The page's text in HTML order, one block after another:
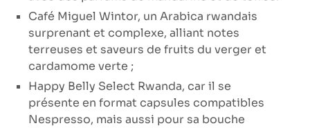
Café Miguel Wintor, un Arabica rwandais
surprenant et complexe, alliant notes
terreuses et saveurs de fruits du verger et
cardamome verte ;
Happy Belly Select Rwanda, car il se
présente en format capsules compatibles
Nespresso, mais aussi pour sa bouche